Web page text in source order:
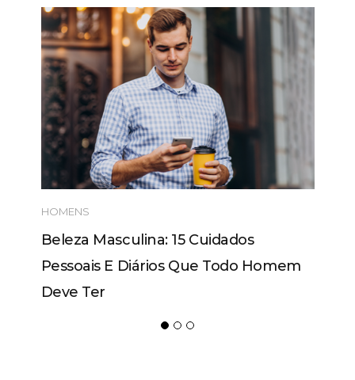
HOMENS
Beleza Masculina: 15 Cuidados
Pessoais E Diários Que Todo Homem
Deve Ter